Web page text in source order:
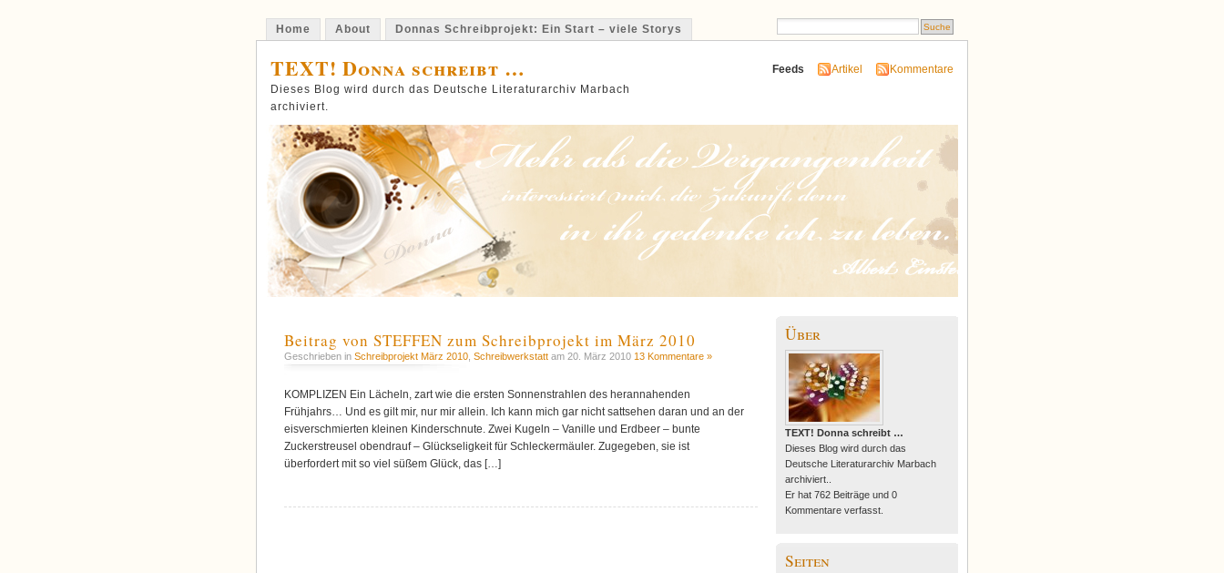
Home About Donnas Schreibprojekt: Ein Start – viele Storys
TEXT! Donna schreibt …
Dieses Blog wird durch das Deutsche Literaturarchiv Marbach
archiviert.
Feeds Artikel Kommentare
Beitrag von STEFFEN zum Schreibprojekt im März 2010
Geschrieben in Schreibprojekt März 2010 Schreibwerkstatt am 20. März 2010 13 Kommentare »
KOMPLIZEN Ein Lächeln, zart wie die ersten Sonnenstrahlen des herannahenden
Frühjahrs… Und es gilt mir, nur mir allein. Ich kann mich gar nicht sattsehen daran und an der
eisverschmierten kleinen Kinderschnute. Zwei Kugeln – Vanille und Erdbeer – bunte
Zuckerstreusel obendrauf – Glückseligkeit für Schleckermäuler. Zugegeben, sie ist
überfordert mit so viel süßem Glück, das […]
Über
TEXT! Donna schreibt …
Dieses Blog wird durch das
Deutsche Literaturarchiv Marbach
archiviert..
Er hat 762 Beiträge und 0
Kommentare verfasst.
Seiten